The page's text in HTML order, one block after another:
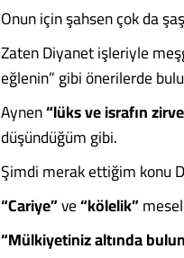
Onun için şahsen çok da
Zaten Diyanet işleriyle
eğlenin” gibi önerilerde
Aynen“lüks ve israfın
düşündüğüm gibi.
Şimdi merak ettiğim konu
“Cariye”ve“kölelik”
“Mülkiyetiniz altında